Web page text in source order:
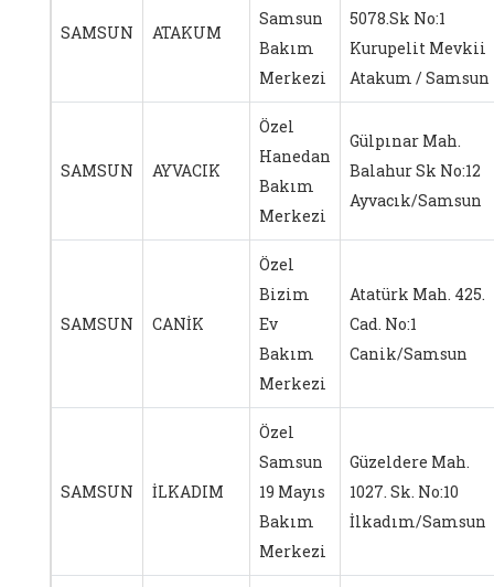
SAMSUN ATAKUM
Samsun
Bakım
Merkezi
5078.Sk No:1
Kurupelit Mevkii
Atakum / Samsun
SAMSUN AYVACIK
Özel
Hanedan
Bakım
Merkezi
Gülpınar Mah.
Balahur Sk No:12
Ayvacık/Samsun
SAMSUN CANİK
Özel
Bizim
Ev
Bakım
Merkezi
Atatürk Mah. 425.
Cad. No:1
Canik/Samsun
SAMSUN İLKADIM
Özel
Samsun
19 Mayıs
Bakım
Merkezi
Güzeldere Mah.
1027. Sk. No:10
İlkadım/Samsun